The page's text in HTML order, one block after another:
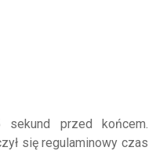
przed końcem.
się regulaminowy czas